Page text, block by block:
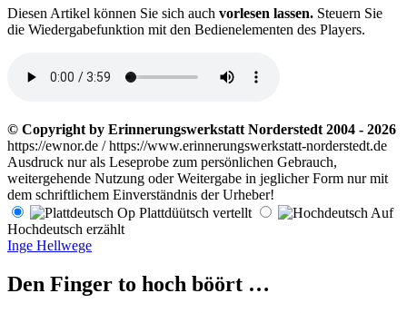
Diesen Artikel können Sie sich auch vorlesen lassen. Steuern Sie
die Wiedergabefunktion mit den Bedienelementen des Players.
© Copyright by Erinnerungswerkstatt Norderstedt 2004 - 2026
https://ewnor.de / https://www.erinnerungswerkstatt-norderstedt.de
Ausdruck nur als Leseprobe zum persönlichen Gebrauch,
weitergehende Nutzung oder Weitergabe in jeglicher Form nur mit
dem schriftlichem Einverständnis der Urheber!
Op Plattdüütsch vertellt
Auf
Hochdeutsch erzählt
Inge Hellwege
Den Finger to hoch böört …